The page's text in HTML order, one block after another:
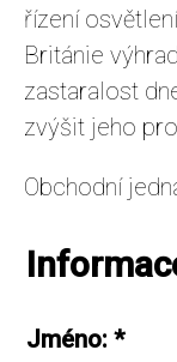
řízení
Británie
zastaralost
zvýšit jeho
Obchodní
Jméno: *